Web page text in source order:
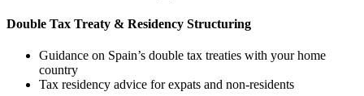
Double Tax Treaty & Residency Structuring
Guidance on Spain’s double tax treaties with your home
country
Tax residency advice for expats and non-residents